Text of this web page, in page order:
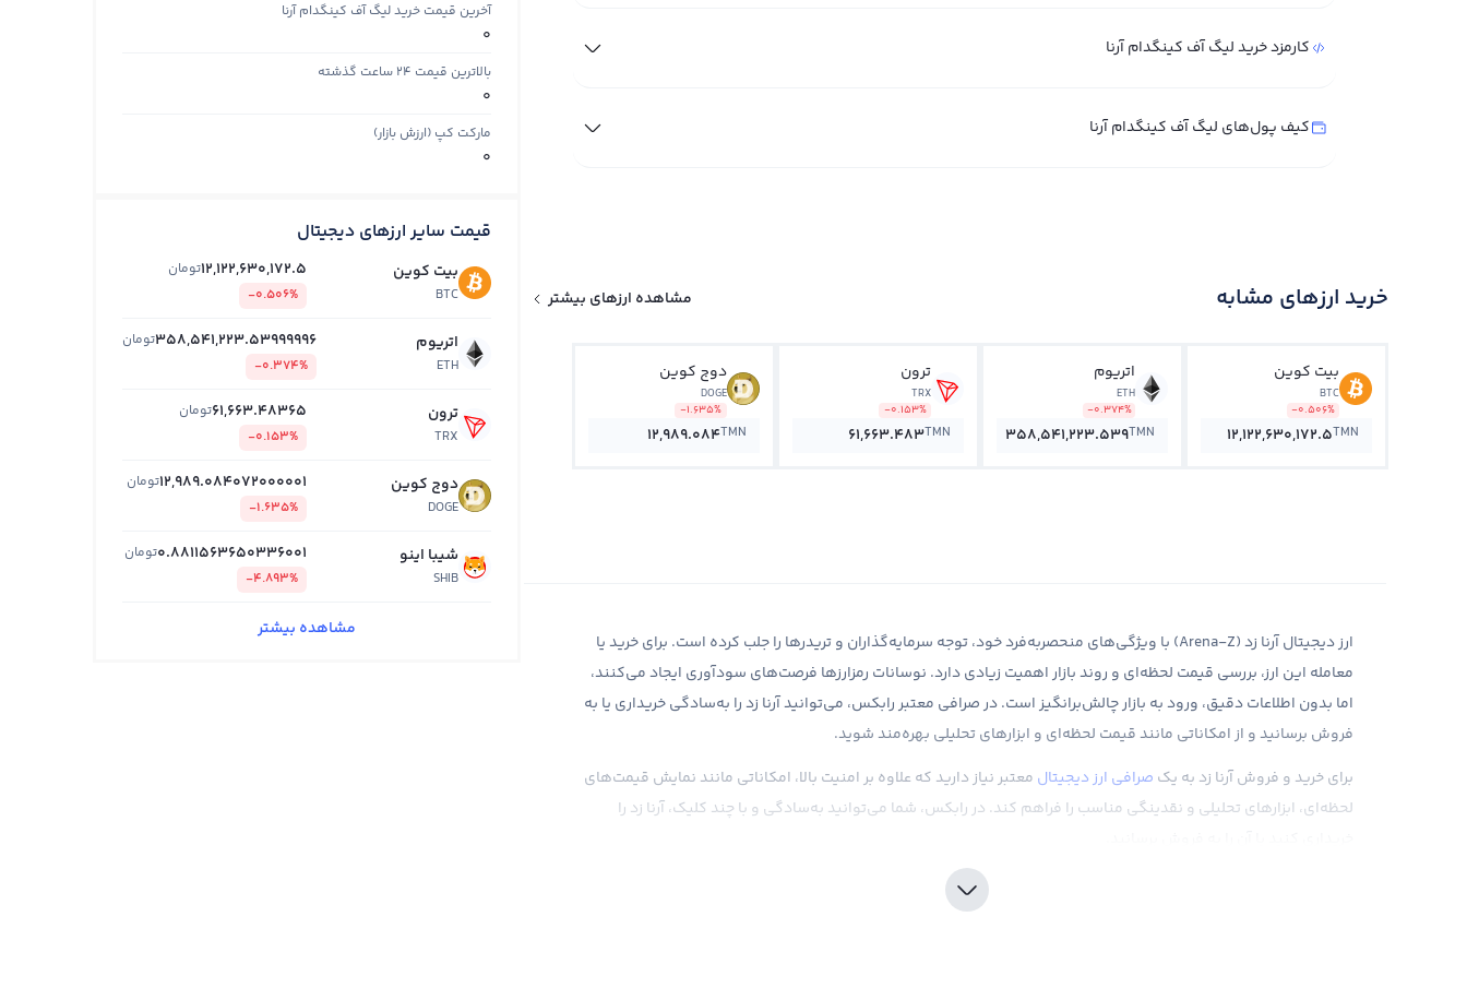
کارمزد خرید لیگ آف کینگدام آرنا
کیف پول‌های لیگ آف کینگدام آرنا
خرید ارزهای مشابه مشاهده ارزهای بیشتر
بیت کوین
BTC
-0.506%
12,122,630,172.5TMN
اتریوم
ETH
-0.374%
358,541,223.539TMN
ترون
TRX
-0.153%
61,663.483TMN
دوج کوین
DOGE
-1.635%
12,989.084TMN
ارز دیجیتال آرنا زد (Arena-Z) با ویژگی‌های منحصربه‌فرد خود، توجه سرمایه‌گذاران و تریدرها را جلب کرده است. برای خرید یا
معامله این ارز، بررسی قیمت لحظه‌ای و روند بازار اهمیت زیادی دارد. نوسانات رمزارزها فرصت‌های سودآوری ایجاد می‌کنند،
اما بدون اطلاعات دقیق، ورود به بازار چالش‌برانگیز است. در صرافی معتبر رابکس، می‌توانید آرنا زد را به‌سادگی خریداری یا به
فروش برسانید و از امکاناتی مانند قیمت لحظه‌ای و ابزارهای تحلیلی بهره‌مند شوید.
برای خرید و فروش آرنا زد به یک صرافی ارز دیجیتال معتبر نیاز دارید که علاوه بر امنیت بالا، امکاناتی مانند نمایش قیمت‌های
لحظه‌ای، ابزارهای تحلیلی و نقدینگی مناسب را فراهم کند. در رابکس، شما می‌توانید به‌سادگی و با چند کلیک، آرنا زد را
آخرین قیمت خرید لیگ آف کینگدام آرنا
0
بالاترین قیمت ۲۴ ساعت گذشته
0
مارکت کپ (ارزش بازار)
0
قیمت سایر ارزهای دیجیتال
بیت کوین
BTC
12,122,630,172.5تومان
-0.506%
اتریوم
ETH
358,541,223.53999996تومان
-0.374%
ترون
TRX
61,663.48365تومان
-0.153%
دوج کوین
DOGE
12,989.084072000001تومان
-1.635%
شیبا اینو
SHIB
0.8811563650336001تومان
-4.893%
مشاهده بیشتر